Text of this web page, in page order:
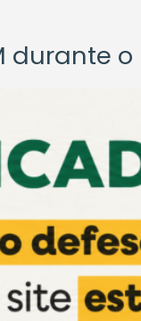
durante